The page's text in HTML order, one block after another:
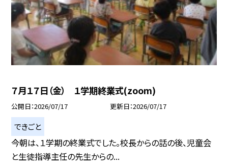
７月１７日（金） １学期終業式(zoom)
公開日 2026/07/17 更新日 2026/07/17
できごと
今朝は、１学期の終業式でした。校長からの話の後、児童会
と生徒指導主任の先生からの...